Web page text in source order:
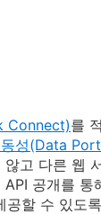
Connect)를
성(Data
고 다른 웹
공개를 통
할 수 있도